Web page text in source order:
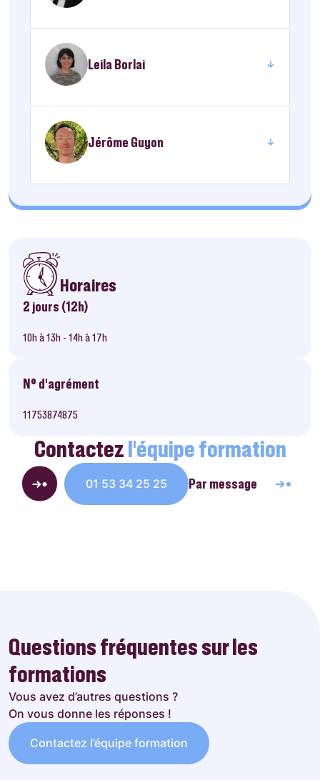
Leila Borlai
Jérôme Guyon
Horaires
2 jours (12h)
10h à 13h - 14h à 17h
N° d’agrément
11753874875
Contactezl’équipe formation
01 53 34 25 25 Par message
Questions fréquentes sur les
formations
Vous avez d’autres questions ?
On vous donne les réponses !
Contactez l’équipe formation